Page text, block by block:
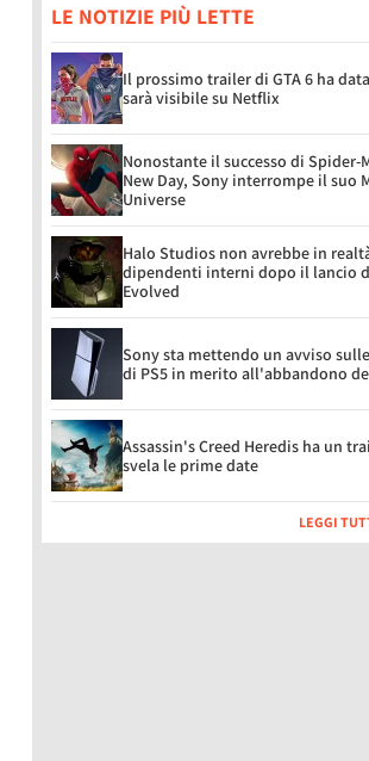
LE NOTIZIE PIÙ LETTE
Il prossimo trailer di GTA 6 ha
sarà visibile su Netflix
Nonostante il successo di Spider-
New Day, Sony interrompe il suo
Universe
Halo Studios non avrebbe in
dipendenti interni dopo il lancio
Evolved
Sony sta mettendo un avviso
di PS5 in merito all'abbandono
Assassin's Creed Heredis ha un
svela le prime date
LEGGI